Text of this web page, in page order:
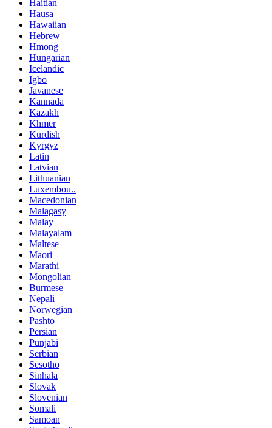
Haitian
Hausa
Hawaiian
Hebrew
Hmong
Hungarian
Icelandic
Igbo
Javanese
Kannada
Kazakh
Khmer
Kurdish
Kyrgyz
Latin
Latvian
Lithuanian
Luxembou..
Macedonian
Malagasy
Malay
Malayalam
Maltese
Maori
Marathi
Mongolian
Burmese
Nepali
Norwegian
Pashto
Persian
Punjabi
Serbian
Sesotho
Sinhala
Slovak
Slovenian
Somali
Samoan